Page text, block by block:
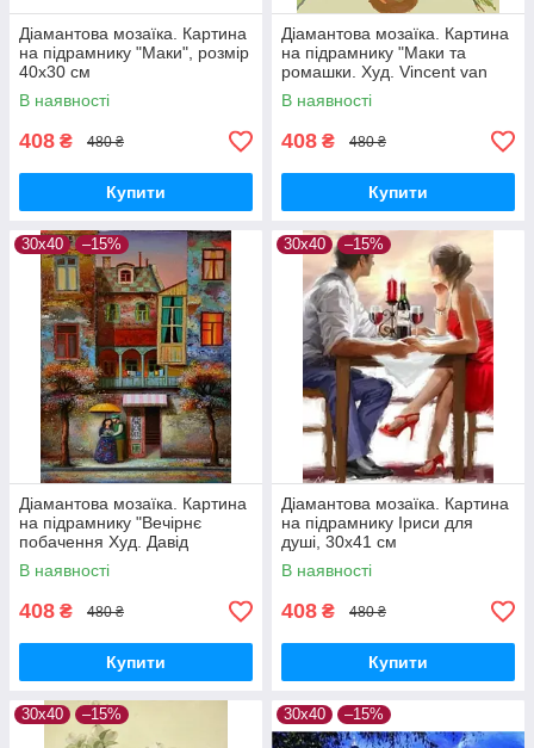
Діамантова мозаїка. Картина
на підрамнику "Маки", розмір
40х30 см
В наявності
408 ₴ 480 ₴
Купити
Діамантова мозаїка. Картина
на підрамнику "Маки та
ромашки. Худ. Vincent van
Gogh", розмір 40х30 см
В наявності
408 ₴ 480 ₴
Купити
30х40 –15%
Діамантова мозаїка. Картина
на підрамнику "Вечірнє
побачення Худ. Давід
Мартіашвілі ", розмір 40х30
см
В наявності
408 ₴ 480 ₴
Купити
30х40 –15%
Діамантова мозаїка. Картина
на підрамнику Іриси для
душі, 30х41 см
В наявності
408 ₴ 480 ₴
Купити
30х40 –15% 30х40 –15%